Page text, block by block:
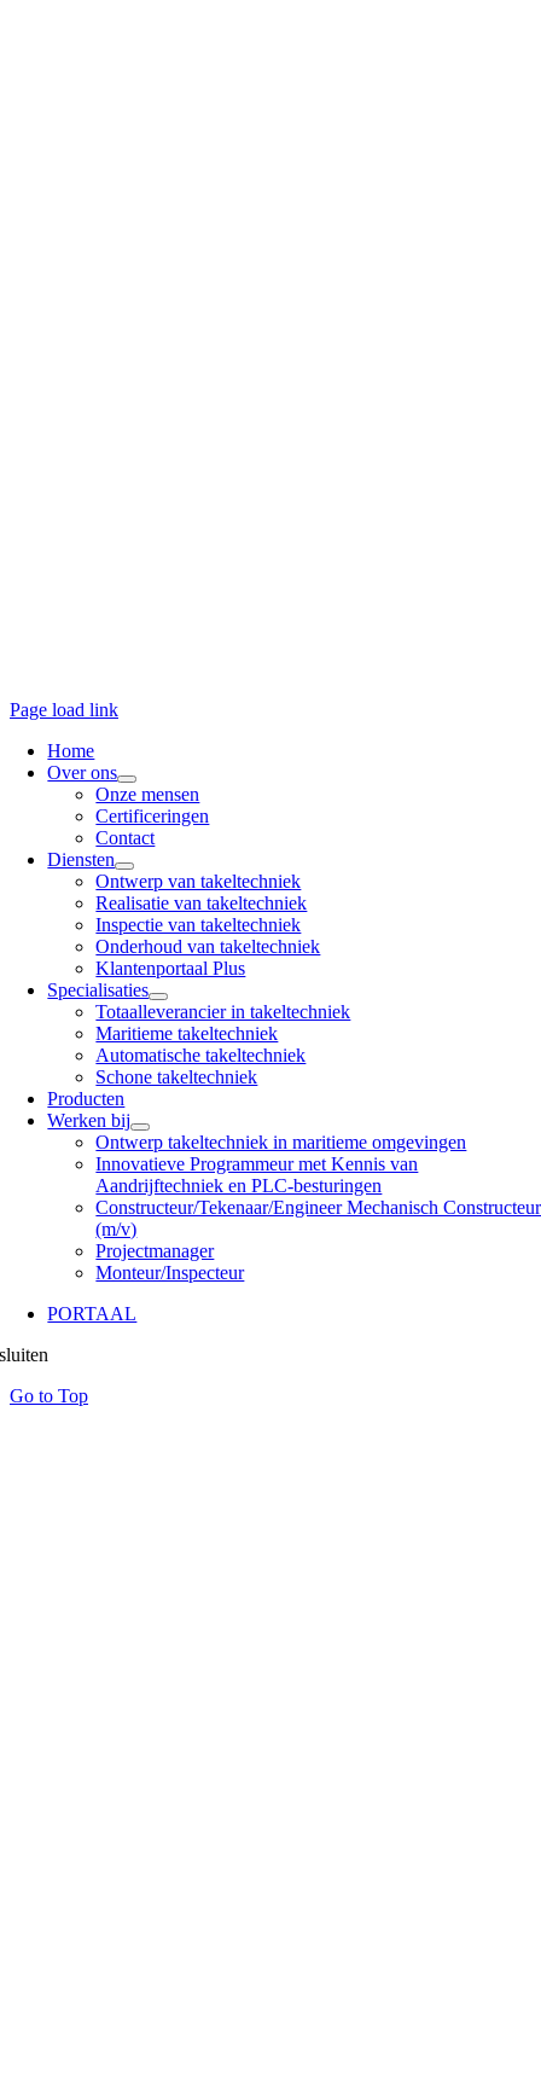
Page load link
Home
Over ons
Onze mensen
Certificeringen
Contact
Diensten
Ontwerp van takeltechniek
Realisatie van takeltechniek
Inspectie van takeltechniek
Onderhoud van takeltechniek
Klantenportaal Plus
Specialisaties
Totaalleverancier in takeltechniek
Maritieme takeltechniek
Automatische takeltechniek
Schone takeltechniek
Producten
Werken bij
Ontwerp takeltechniek in maritieme omgevingen
Innovatieve Programmeur met Kennis van
Aandrijftechniek en PLC-besturingen
Constructeur/Tekenaar/Engineer Mechanisch Constructeur
(m/v)
Projectmanager
Monteur/Inspecteur
PORTAAL
sluiten
Go to Top